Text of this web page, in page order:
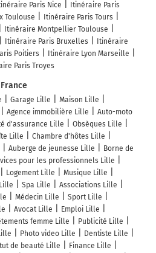
Paris Nice
Itinéraire Paris
Toulouse
Itinéraire Paris Tours
Itinéraire Montpellier Toulouse
Itinéraire Paris Bruxelles
Itinéraire
Poitiers
Itinéraire Lyon Marseille
Paris Troyes
Garage Lille
Maison Lille
Agence immobilière Lille
Auto-moto
d'assurance Lille
Obsèques Lille
Lille
Chambre d'hôtes Lille
Auberge de jeunesse Lille
Borne de
pour les professionnels Lille
Logement Lille
Musique Lille
Spa Lille
Associations Lille
Médecin Lille
Sport Lille
Avocat Lille
Emploi Lille
femme Lille
Publicité Lille
Photo video Lille
Dentiste Lille
de beauté Lille
Finance Lille